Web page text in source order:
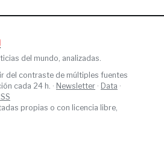
del mundo, analizadas.
del contraste de múltiples fuentes
cada 24 h. · Newsletter · Data ·
propias o con licencia libre,